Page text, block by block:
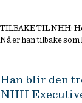
TILBAKE TIL NHH:
Nå er han tilbake som
Han blir den
NHH